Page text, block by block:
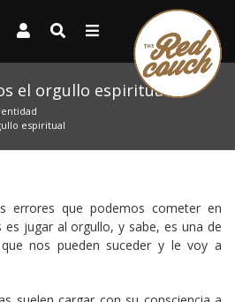
el orgullo espiritual
espiritual
errores que podemos cometer en
jugar al orgullo, y sabe, es una de
nos pueden suceder y le voy a